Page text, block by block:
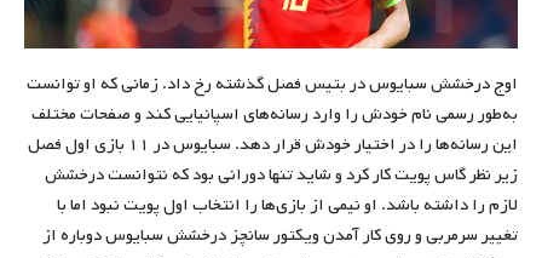
اوج درخشش سبایوس در بتیس فصل گذشته رخ داد. زمانی که او توانست
به‌طور رسمی نام خودش را وارد رسانه‌های اسپانیایی کند و صفحات مختلف
این رسانه‌ها را در اختیار خودش قرار دهد. سبایوس در ۱۱ بازی اول فصل
زیر نظر گاس پویت کار کرد و شاید تنها دورانی بود که نتوانست درخشش
لازم را داشته باشد. او نیمی از بازی‌ها را انتخاب اول پویت نبود اما با
تغییر سرمربی و روی کار آمدن ویکتور سانچز درخشش سبایوس دوباره از